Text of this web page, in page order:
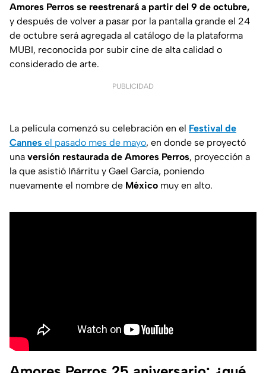
Amores Perros se reestrenará a partir del 9 de octubre,
y después de volver a pasar por la pantalla grande el 24
de octubre será agregada al catálogo de la plataforma
MUBI, reconocida por subir cine de alta calidad o
considerado de arte.
PUBLICIDAD
La película comenzó su celebración en el Festival de
Cannes el pasado mes de mayo, en donde se proyectó
una versión restaurada de Amores Perros, proyección a
la que asistió Iñárritu y Gael García, poniendo
nuevamente el nombre de México muy en alto.